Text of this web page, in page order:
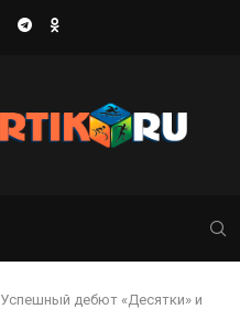
Успешный дебют «Десятки» и